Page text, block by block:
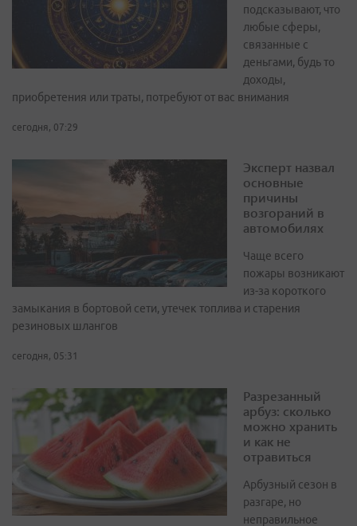
подсказывают, что
любые сферы,
связанные с
деньгами, будь то
доходы,
приобретения или траты, потребуют от вас внимания
сегодня, 07:29
Эксперт назвал
основные
причины
возгораний в
автомобилях
Чаще всего
пожары возникают
из-за короткого
замыкания в бортовой сети, утечек топлива и старения
резиновых шлангов
сегодня, 05:31
Разрезанный
арбуз: сколько
можно хранить
и как не
отравиться
Арбузный сезон в
разгаре, но
неправильное